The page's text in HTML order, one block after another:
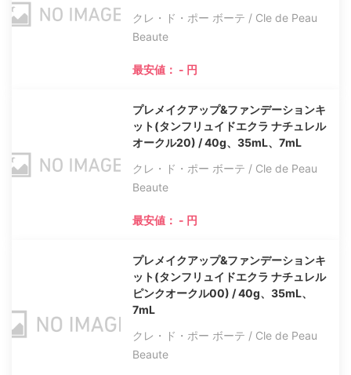
クレ・ド・ポー ボーテ / Cle de Peau
Beaute
最安値： - 円
プレメイクアップ&ファンデーションキ
ット(タンフリュイドエクラ ナチュレル
オークル20) / 40g、35mL、7mL
クレ・ド・ポー ボーテ / Cle de Peau
Beaute
最安値： - 円
プレメイクアップ&ファンデーションキ
ット(タンフリュイドエクラ ナチュレル
ピンクオークル00) / 40g、35mL、
7mL
クレ・ド・ポー ボーテ / Cle de Peau
Beaute